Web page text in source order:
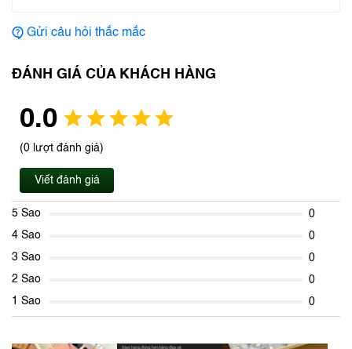
Gửi câu hỏi thắc mắc
ĐÁNH GIÁ CỦA KHÁCH HÀNG
0.0
(0 lượt đánh giá)
Viết đánh giá
5 Sao
0
4 Sao
0
3 Sao
0
2 Sao
0
1 Sao
0